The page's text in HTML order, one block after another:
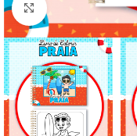
Click to enlarge